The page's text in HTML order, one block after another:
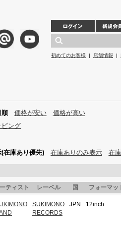
初めてのお客様 | 店舗情報 |
順 価格が安い
価格が高い
ピング
在庫あり優先) 在庫ありのみ表示 在
ティスト レーベル 国 フォーマッ
SUKIMONO
RECORDS
JPN 12inch